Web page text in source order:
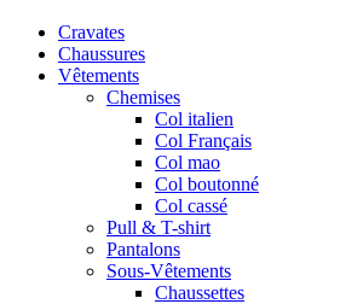
Cravates
Chaussures
Vêtements
Chemises
Col italien
Col Français
Col mao
Col boutonné
Col cassé
Pull & T-shirt
Pantalons
Sous-Vêtements
Chaussettes